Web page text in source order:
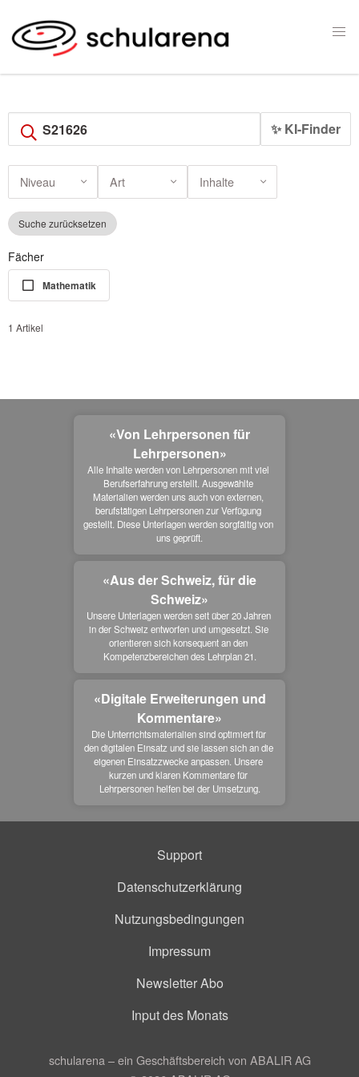
✨ KI-Finder
Niveau Art Inhalte
Suche zurücksetzen
Fächer
Mathematik
1 Artikel
«Von Lehrpersonen für
Lehrpersonen»
Alle Inhalte werden von Lehrpersonen mit viel
Berufserfahrung erstellt. Ausgewählte
Materialien werden uns auch von externen,
berufstätigen Lehrpersonen zur Verfügung
gestellt. Diese Unterlagen werden sorgfältig von
uns geprüft.
«Aus der Schweiz, für die
Schweiz»
Unsere Unterlagen werden seit über 20 Jahren
in der Schweiz entworfen und umgesetzt. Sie
orientieren sich konsequent an den
Kompetenzbereichen des Lehrplan 21.
«Digitale Erweiterungen und
Kommentare»
Die Unterrichtsmaterialien sind optimiert für
den digitalen Einsatz und sie lassen sich an die
eigenen Einsatzzwecke anpassen. Unsere
kurzen und klaren Kommentare für
Lehrpersonen helfen bei der Umsetzung.
Support
Datenschutzerklärung
Nutzungsbedingungen
Impressum
Newsletter Abo
Input des Monats
schularena – ein Geschäftsbereich von ABALIR AG